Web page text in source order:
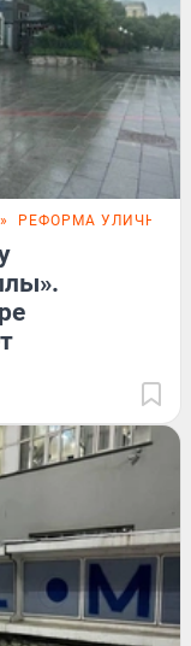
РЕФОРМА УЛИЧНОЙ